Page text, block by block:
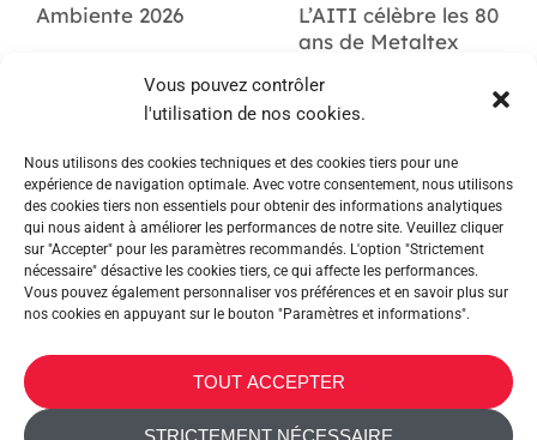
Vous pouvez contrôler
l'utilisation de nos cookies.
Nous utilisons des cookies techniques et des cookies tiers pour une
expérience de navigation optimale. Avec votre consentement, nous utilisons
des cookies tiers non essentiels pour obtenir des informations analytiques
qui nous aident à améliorer les performances de notre site. Veuillez cliquer
sur "Accepter" pour les paramètres recommandés. L'option "Strictement
nécessaire" désactive les cookies tiers, ce qui affecte les performances.
Vous pouvez également personnaliser vos préférences et en savoir plus sur
nos cookies en appuyant sur le bouton "Paramètres et informations".
TOUT ACCEPTER
STRICTEMENT NÉCESSAIRE
Ambiente 2026
L’AITI célèbre les 80
ans de Metaltex
METALTEX SA © 2023 Powered by Ticyweb
NOUS CONTACTER